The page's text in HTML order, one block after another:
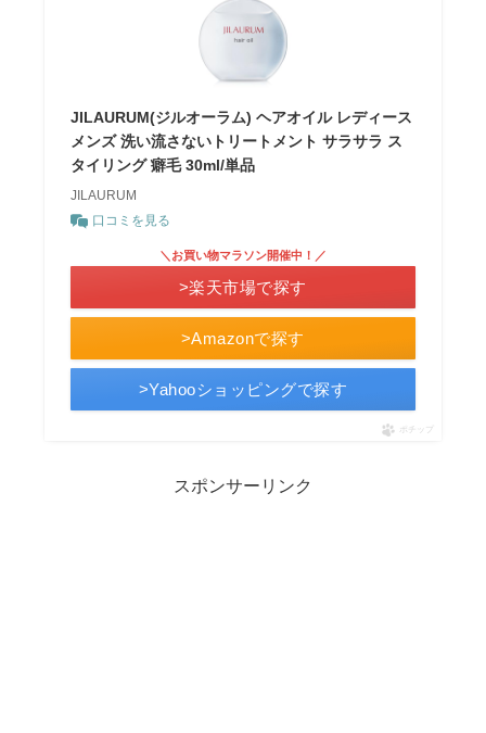
JILAURUM(ジルオーラム) ヘアオイル レディース
メンズ 洗い流さないトリートメント サラサラ ス
タイリング 癖毛 30ml/単品
JILAURUM
口コミを見る
>Amazonで探す
＼お買い物マラソン開催中！／
>楽天市場で探す
>Yahooショッピングで探す
ポチップ
スポンサーリンク